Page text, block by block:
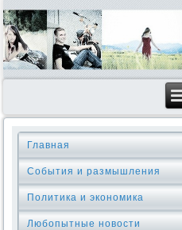
Главная
События и размышления
Политика и экономика
Любопытные новости